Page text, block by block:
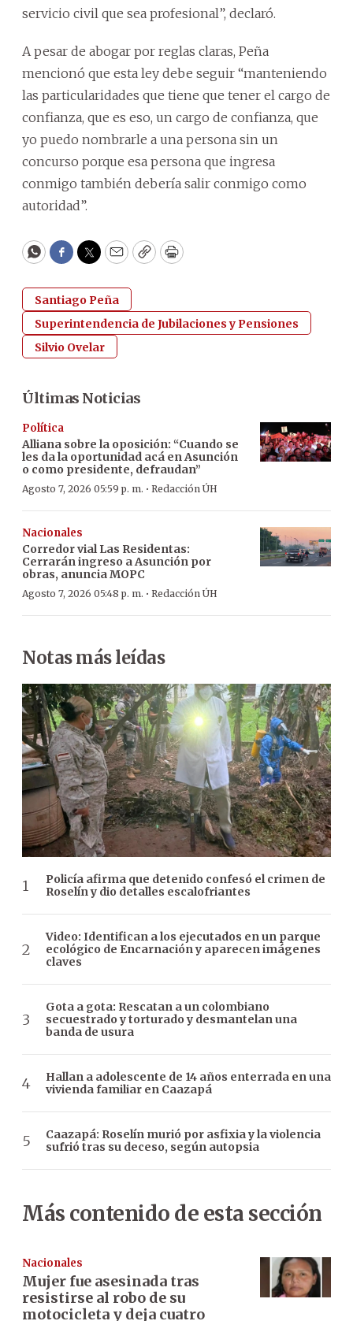
servicio civil que sea profesional”, declaró.
A pesar de abogar por reglas claras, Peña
mencionó que esta ley debe seguir “manteniendo
las particularidades que tiene que tener el cargo de
confianza, que es eso, un cargo de confianza, que
yo puedo nombrarle a una persona sin un
concurso porque esa persona que ingresa
conmigo también debería salir conmigo como
autoridad”.
WhatsApp
Facebook
Twitter
EmailCopyPrint
Santiago Peña
Superintendencia de Jubilaciones y Pensiones
Silvio Ovelar
Últimas Noticias
Política
Alliana sobre la oposición: “Cuando se
les da la oportunidad acá en Asunción
o como presidente, defraudan”
Agosto 7, 2026 05:59 p. m. · Redacción ÚH
Nacionales
Corredor vial Las Residentas:
Cerrarán ingreso a Asunción por
obras, anuncia MOPC
Agosto 7, 2026 05:48 p. m. · Redacción ÚH
Notas más leídas
Policía afirma que detenido confesó el crimen de
Roselín y dio detalles escalofriantes
Video: Identifican a los ejecutados en un parque
ecológico de Encarnación y aparecen imágenes
claves
Gota a gota: Rescatan a un colombiano
secuestrado y torturado y desmantelan una
banda de usura
Hallan a adolescente de 14 años enterrada en una
vivienda familiar en Caazapá
Caazapá: Roselín murió por asfixia y la violencia
sufrió tras su deceso, según autopsia
Más contenido de esta sección
Nacionales
Mujer fue asesinada tras
resistirse al robo de su
motocicleta y deja cuatro